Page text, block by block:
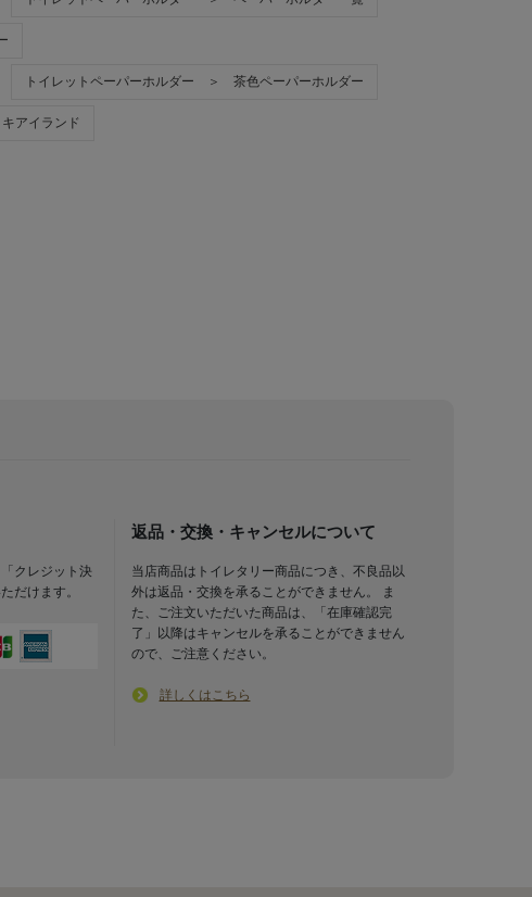
トイレットペーパーホルダー ＞ 茶色ペーパーホルダー
アイランド
クレジット決
だけます。
返品・交換・キャンセルについて
当店商品はトイレタリー商品につき、不良品以
外は返品・交換を承ることができません。 ま
た、ご注文いただいた商品は、「在庫確認完
了」以降はキャンセルを承ることができません
ので、ご注意ください。
詳しくはこちら